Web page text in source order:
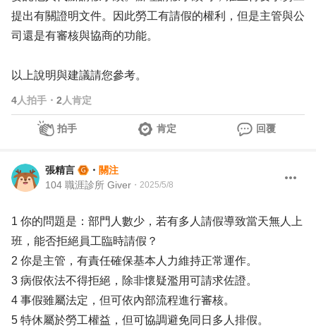
提出有關證明文件。因此勞工有請假的權利，但是主管與公
司還是有審核與協商的功能。
以上說明與建議請您參考。
4人拍手 ・ 2 人肯定
拍手 肯定 回覆
張精言 ・ 關注
104 職涯診所 Giver ・ 2025/5/8
1 你的問題是：部門人數少，若有多人請假導致當天無人上
班，能否拒絕員工臨時請假？
2 你是主管，有責任確保基本人力維持正常運作。
3 病假依法不得拒絕，除非懷疑濫用可請求佐證。
4 事假雖屬法定，但可依內部流程進行審核。
5 特休屬於勞工權益，但可協調避免同日多人排假。